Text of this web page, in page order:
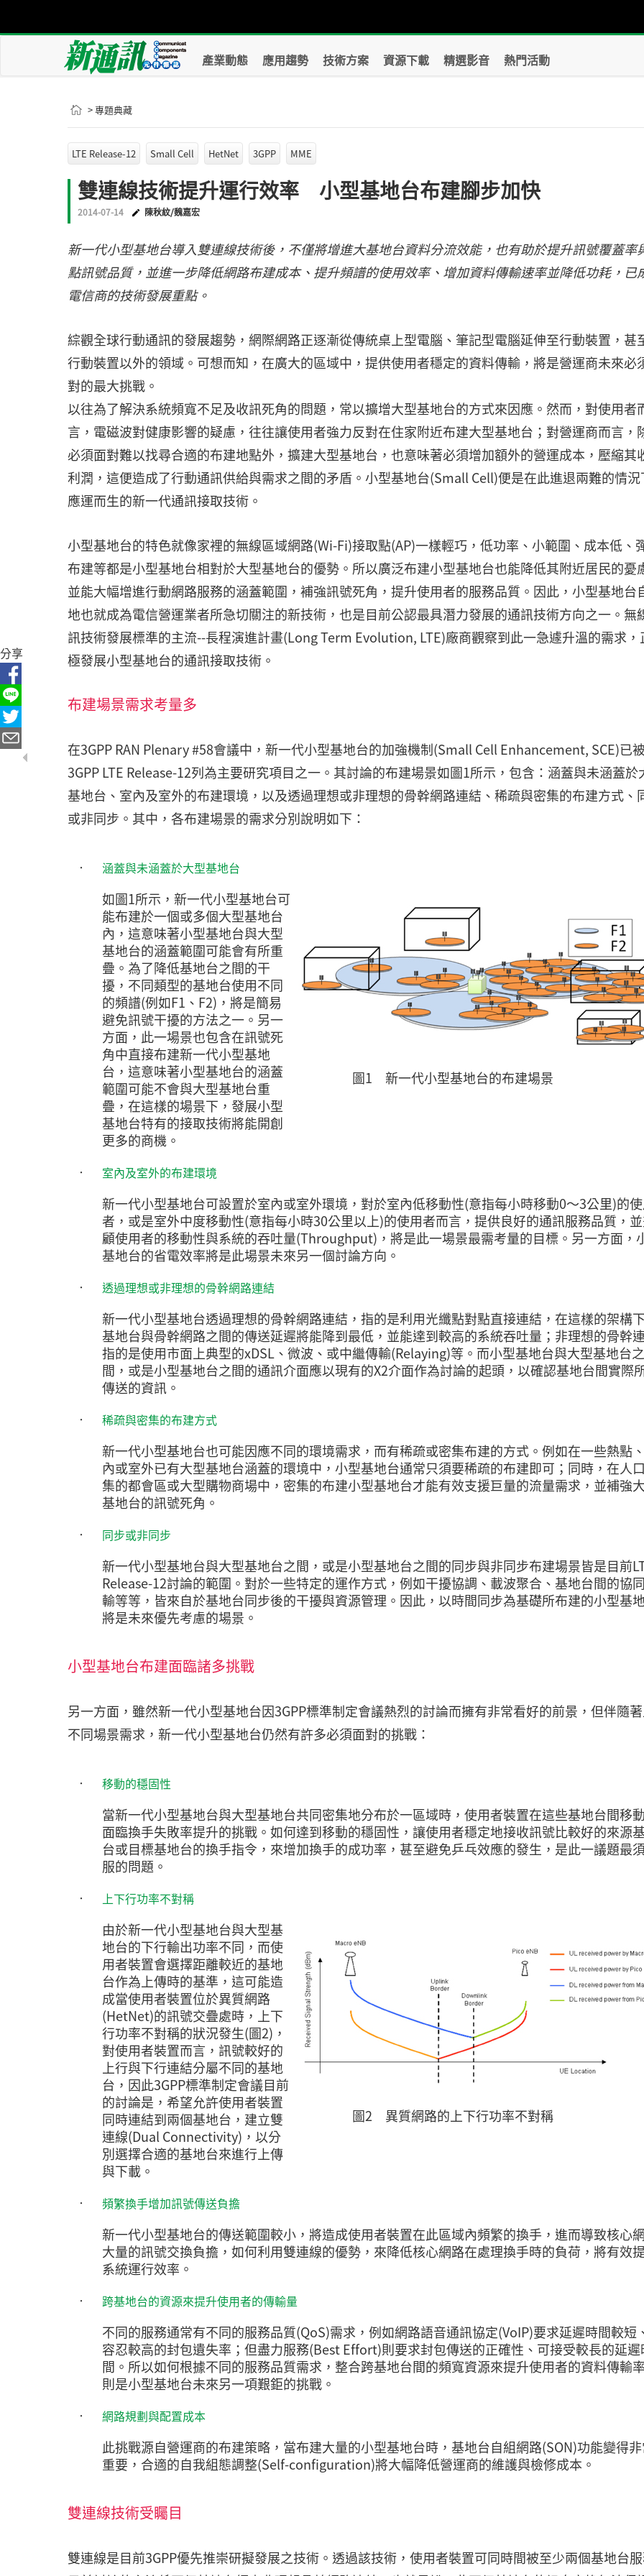
產業動態 應用趨勢 技術方案 資源下載 精選影音 熱門活動
> 專題典藏
LTE Release-12 Small Cell HetNet 3GPP MME
雙連線技術提升運行效率 小型基地台布建腳步加快
2014-07-14 陳秋紋/魏嘉宏
新一代小型基地台導入雙連線技術後，不僅將增進大基地台資料分流效能，也有助於提升訊號覆蓋率
點訊號品質，並進一步降低網路布建成本、提升頻譜的使用效率、增加資料傳輸速率並降低功耗，已
電信商的技術發展重點。
綜觀全球行動通訊的發展趨勢，網際網路正逐漸從傳統桌上型電腦、筆記型電腦延伸至行動裝置，甚
行動裝置以外的領域。可想而知，在廣大的區域中，提供使用者穩定的資料傳輸，將是營運商未來必
對的最大挑戰。
以往為了解決系統頻寬不足及收訊死角的問題，常以擴增大型基地台的方式來因應。然而，對使用者
言，電磁波對健康影響的疑慮，往往讓使用者強力反對在住家附近布建大型基地台；對營運商而言，
必須面對難以找尋合適的布建地點外，擴建大型基地台，也意味著必須增加額外的營運成本，壓縮其
利潤，這便造成了行動通訊供給與需求之間的矛盾。小型基地台(Small Cell)便是在此進退兩難的情況
應運而生的新一代通訊接取技術。
小型基地台的特色就像家裡的無線區域網路(Wi-Fi)接取點(AP)一樣輕巧，低功率、小範圍、成本低、
布建等都是小型基地台相對於大型基地台的優勢。所以廣泛布建小型基地台也能降低其附近居民的憂
並能大幅增進行動網路服務的涵蓋範圍，補強訊號死角，提升使用者的服務品質。因此，小型基地台
地也就成為電信營運業者所急切關注的新技術，也是目前公認最具潛力發展的通訊技術方向之一。無
訊技術發展標準的主流--長程演進計畫(Long Term Evolution, LTE)廠商觀察到此一急遽升溫的需求，
極發展小型基地台的通訊接取技術。
布建場景需求考量多
在3GPP RAN Plenary #58會議中，新一代小型基地台的加強機制(Small Cell Enhancement, SCE)已被
3GPP LTE Release-12列為主要研究項目之一。其討論的布建場景如圖1所示，包含：涵蓋與未涵蓋於
基地台、室內及室外的布建環境，以及透過理想或非理想的骨幹網路連結、稀疏與密集的布建方式、
或非同步。其中，各布建場景的需求分別說明如下：
‧ 涵蓋與未涵蓋於大型基地台
圖1 新一代小型基地台的布建場景
如圖1所示，新一代小型基地台可
能布建於一個或多個大型基地台
內，這意味著小型基地台與大型
基地台的涵蓋範圍可能會有所重
疊。為了降低基地台之間的干
擾，不同類型的基地台使用不同
的頻譜(例如F1、F2)，將是簡易
避免訊號干擾的方法之一。另一
方面，此一場景也包含在訊號死
角中直接布建新一代小型基地
台，這意味著小型基地台的涵蓋
範圍可能不會與大型基地台重
疊，在這樣的場景下，發展小型
基地台特有的接取技術將能開創
更多的商機。
‧
室內及室外的布建環境
新一代小型基地台可設置於室內或室外環境，對於室內低移動性(意指每小時移動0～3公里)的
者，或是室外中度移動性(意指每小時30公里以上)的使用者而言，提供良好的通訊服務品質，
顧使用者的移動性與系統的吞吐量(Throughput)，將是此一場景最需考量的目標。另一方面，
基地台的省電效率將是此場景未來另一個討論方向。
‧
透過理想或非理想的骨幹網路連結
新一代小型基地台透過理想的骨幹網路連結，指的是利用光纖點對點直接連結，在這樣的架構
基地台與骨幹網路之間的傳送延遲將能降到最低，並能達到較高的系統吞吐量；非理想的骨幹
指的是使用市面上典型的xDSL、微波、或中繼傳輸(Relaying)等。而小型基地台與大型基地台之
間，或是小型基地台之間的通訊介面應以現有的X2介面作為討論的起頭，以確認基地台間實際
傳送的資訊。
‧
稀疏與密集的布建方式
新一代小型基地台也可能因應不同的環境需求，而有稀疏或密集布建的方式。例如在一些熱點
內或室外已有大型基地台涵蓋的環境中，小型基地台通常只須要稀疏的布建即可；同時，在人
集的都會區或大型購物商場中，密集的布建小型基地台才能有效支援巨量的流量需求，並補強
基地台的訊號死角。
‧
同步或非同步
新一代小型基地台與大型基地台之間，或是小型基地台之間的同步與非同步布建場景皆是目前
Release-12討論的範圍。對於一些特定的運作方式，例如干擾協調、載波聚合、基地台間的協
輸等等，皆來自於基地台同步後的干擾與資源管理。因此，以時間同步為基礎所布建的小型基
將是未來優先考慮的場景。
小型基地台布建面臨諸多挑戰
另一方面，雖然新一代小型基地台因3GPP標準制定會議熱烈的討論而擁有非常看好的前景，但伴隨
不同場景需求，新一代小型基地台仍然有許多必須面對的挑戰：
‧ 移動的穩固性
當新一代小型基地台與大型基地台共同密集地分布於一區域時，使用者裝置在這些基地台間移
面臨換手失敗率提升的挑戰。如何達到移動的穩固性，讓使用者穩定地接收訊號比較好的來源
台或目標基地台的換手指令，來增加換手的成功率，甚至避免乒乓效應的發生，是此一議題最
服的問題。
‧
上下行功率不對稱
圖2 異質網路的上下行功率不對稱
由於新一代小型基地台與大型基
地台的下行輸出功率不同，而使
用者裝置會選擇距離較近的基地
台作為上傳時的基準，這可能造
成當使用者裝置位於異質網路
(HetNet)的訊號交疊處時，上下
行功率不對稱的狀況發生(圖2)，
對使用者裝置而言，訊號較好的
上行與下行連結分屬不同的基地
台，因此3GPP標準制定會議目前
的討論是，希望允許使用者裝置
同時連結到兩個基地台，建立雙
連線(Dual Connectivity)，以分
別選擇合適的基地台來進行上傳
與下載。
‧
頻繁換手增加訊號傳送負擔
新一代小型基地台的傳送範圍較小，將造成使用者裝置在此區域內頻繁的換手，進而導致核心
大量的訊號交換負擔，如何利用雙連線的優勢，來降低核心網路在處理換手時的負荷，將有效
系統運行效率。
‧
跨基地台的資源來提升使用者的傳輸量
不同的服務通常有不同的服務品質(QoS)需求，例如網路語音通訊協定(VoIP)要求延遲時間較短
容忍較高的封包遺失率；但盡力服務(Best Effort)則要求封包傳送的正確性、可接受較長的延遲
間。所以如何根據不同的服務品質需求，整合跨基地台間的頻寬資源來提升使用者的資料傳輸
則是小型基地台未來另一項艱鉅的挑戰。
‧
網路規劃與配置成本
此挑戰源自營運商的布建策略，當布建大量的小型基地台時，基地台自組網路(SON)功能變得
重要，合適的自我組態調整(Self-configuration)將大幅降低營運商的維護與檢修成本。
雙連線技術受矚目
雙連線是目前3GPP優先推崇研擬發展之技術。透過該技術，使用者裝置可同時間被至少兩個基地台服
分享